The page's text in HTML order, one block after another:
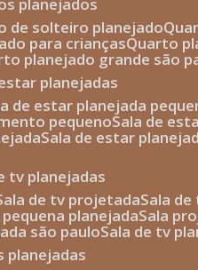
de solteiro planejado
para crianças quarto
planejado grande são
estar planejadas
de estar planejada
pequeno sala de
sala de estar
tv planejadas
sala de tv projetada sala
pequena planejada sala
são paulo sala de tv
planejadas